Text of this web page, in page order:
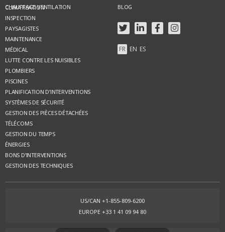
CHAUFFAGE VENTILATION CLIMATISATION
INSPECTION
PAYSAGISTES
MAINTENANCE
MÉDICAL
LUTTE CONTRE LES NUISIBLES
PLOMBIERS
PISCINES
PLANIFICATION D’INTERVENTIONS
SYSTÈMES DE SÉCURITÉ
GESTION DES PIÈCES DÉTACHÉES
TÉLÉCOMS
GESTION DU TEMPS
ÉNERGIES
BONS D’INTERVENTIONS
GESTION DES TECHNIQUES
BLOG
FR EN ES
US/CAN +1-855-809-6200
EUROPE +33 1 41 09 94 80